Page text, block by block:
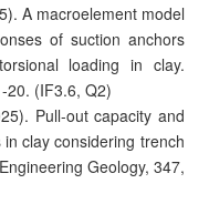
A macroelement model
of suction anchors
loading in clay.
20. (IF3.6, Q2)
Pull-out capacity and
clay considering trench
Geology, 347,